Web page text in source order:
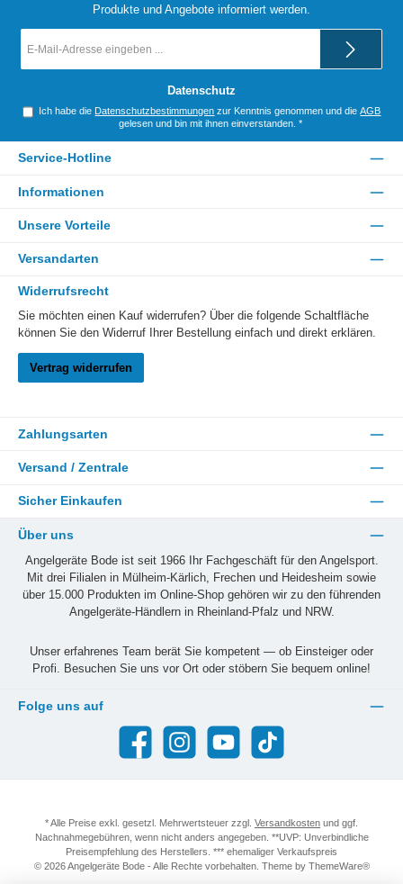
Produkte und Angebote informiert werden.
Mail-
Adresse
Datenschutz
Ich habe die Datenschutzbestimmungen zur Kenntnis genommen und dieAGB
gelesen und bin mit ihnen einverstanden. *
Service-Hotline
Informationen
Unsere Vorteile
Versandarten
Widerrufsrecht
Sie möchten einen Kauf widerrufen? Über die folgende Schaltfläche
können Sie den Widerruf Ihrer Bestellung einfach und direkt erklären.
Vertrag widerrufen
Zahlungsarten
Versand / Zentrale
Sicher Einkaufen
Über uns
Angelgeräte Bode ist seit 1966 Ihr Fachgeschäft für den Angelsport.
Mit drei Filialen in Mülheim-Kärlich, Frechen und Heidesheim sowie
über 15.000 Produkten im Online-Shop gehören wir zu den führenden
Angelgeräte-Händlern in Rheinland-Pfalz und NRW.
Unser erfahrenes Team berät Sie kompetent — ob Einsteiger oder
Profi. Besuchen Sie uns vor Ort oder stöbern Sie bequem online!
Folge uns auf
Facebook Instagram YouTube TikTok
* Alle Preise exkl. gesetzl. Mehrwertsteuer zzgl. Versandkosten und ggf.
Nachnahmegebühren, wenn nicht anders angegeben. **UVP: Unverbindliche
Preisempfehlung des Herstellers. *** ehemaliger Verkaufspreis
© 2026 Angelgeräte Bode - Alle Rechte vorbehalten. Theme by ThemeWare®